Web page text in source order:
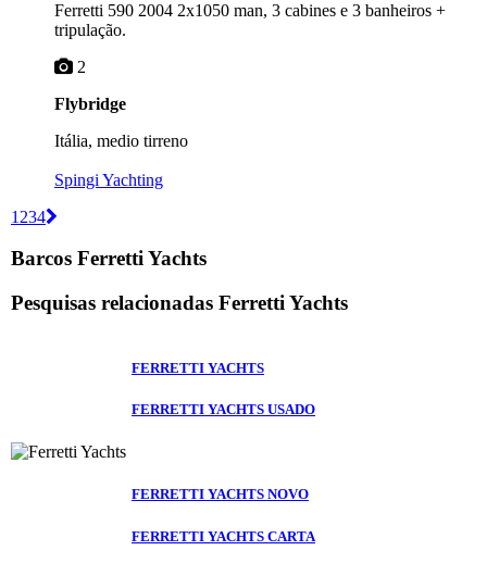
Ferretti 590 2004 2x1050 man, 3 cabines e 3 banheiros +
tripulação.
2
Flybridge
Itália, medio tirreno
Spingi Yachting
1 234
Barcos Ferretti Yachts
Pesquisas relacionadas Ferretti Yachts
FERRETTI YACHTS
FERRETTI YACHTS USADO
FERRETTI YACHTS NOVO
FERRETTI YACHTS CARTA